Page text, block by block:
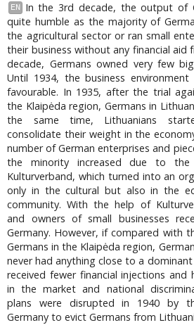
EN
In the 3rd decade, the output of
quite humble as the majority of
the agricultural sector or ran small
their business without any financial aid
decade, Germans owned very few
Until 1934, the business
favourable. In 1935, after the trial
the Klaipėda region, Germans in
the same time, Lithuanians
consolidate their weight in the
number of German enterprises and
the minority increased due to the
Kulturverband, which turned into an
only in the cultural but also in the
community. With the help of
and owners of small businesses
Germany. However, if compared with
Germans in the Klaipėda region,
never had anything close to a
received fewer financial injections
in the market and national
plans were disrupted in 1940 by
Germany to evict Germans from